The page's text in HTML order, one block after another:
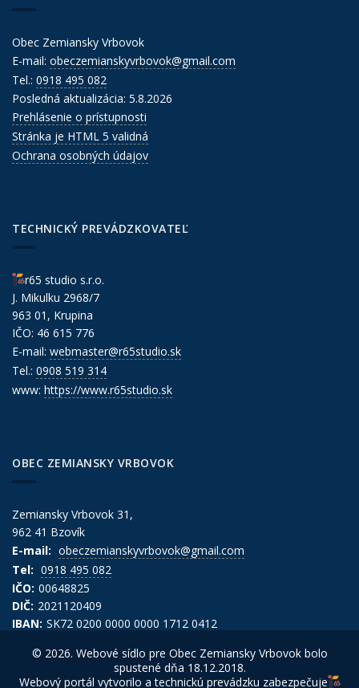
Obec Zemiansky Vrbovok
E-mail: obeczemianskyvrbovok@gmail.com
Tel.: 0918 495 082
Posledná aktualizácia: 5.8.2026
Prehlásenie o prístupnosti
Stránka je HTML 5 validná
Ochrana osobných údajov
TECHNICKÝ PREVÁDZKOVATEĽ
r65 studio s.r.o.
J. Mikulku 2968/7
963 01, Krupina
IČO: 46 615 776
E-mail: webmaster@r65studio.sk
Tel.: 0908 519 314
www: https://www.r65studio.sk
OBEC ZEMIANSKY VRBOVOK
Zemiansky Vrbovok 31,
962 41 Bzovík
E-mail: obeczemianskyvrbovok@gmail.com
Tel: 0918 495 082
IČO: 00648825
DIČ: 2021120409
IBAN: SK72 0200 0000 0000 1712 0412
© 2026. Webové sídlo pre Obec Zemiansky Vrbovok bolo
spustené dňa 18.12.2018.
Webový portál vytvorilo a technickú prevádzku zabezpečuje